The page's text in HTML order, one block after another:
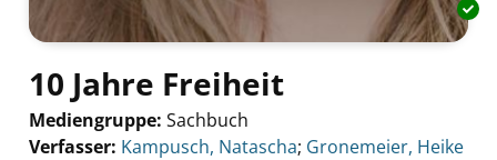
10 Jahre Freiheit
Mediengruppe: Sachbuch
Verfasser: Suche nach diesem Verfasser
Kampusch, Natascha; Gronemeier, Heike